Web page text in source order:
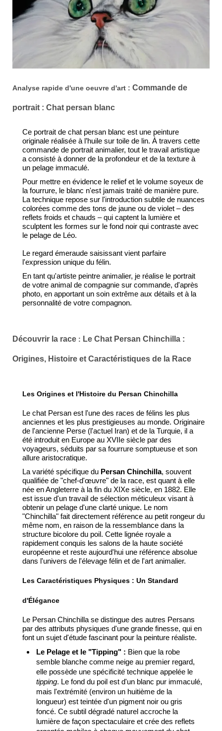
Analyse rapide d'une oeuvre d'art : Commande de
portrait : Chat persan blanc
Ce portrait de chat persan blanc est une peinture
originale réalisée à l’huile sur toile de lin. À travers cette
commande de portrait animalier, tout le travail artistique
a consisté à donner de la profondeur et de la texture à
un pelage immaculé.
Pour mettre en évidence le relief et le volume soyeux de
la fourrure, le blanc n'est jamais traité de manière pure.
La technique repose sur l'introduction subtile de nuances
colorées comme des tons de jaune ou de violet – des
reflets froids et chauds – qui captent la lumière et
sculptent les formes sur le fond noir qui contraste avec
le pelage de Léo.
Le regard émeraude saisissant vient parfaire
l'expression unique du félin.
En tant qu'artiste peintre animalier, je réalise le portrait
de votre animal de compagnie sur commande, d'après
photo, en apportant un soin extrême aux détails et à la
personnalité de votre compagnon.
Découvrir la race : Le Chat Persan Chinchilla :
Origines, Histoire et Caractéristiques de la Race
Les Origines et l'Histoire du Persan Chinchilla
Le chat Persan est l'une des races de félins les plus
anciennes et les plus prestigieuses au monde. Originaire
de l'ancienne Perse (l'actuel Iran) et de la Turquie, il a
été introduit en Europe au XVIIe siècle par des
voyageurs, séduits par sa fourrure somptueuse et son
allure aristocratique.
La variété spécifique du Persan Chinchilla, souvent
qualifiée de "chef-d'œuvre" de la race, est quant à elle
née en Angleterre à la fin du XIXe siècle, en 1882. Elle
est issue d'un travail de sélection méticuleux visant à
obtenir un pelage d'une clarté unique. Le nom
"Chinchilla" fait directement référence au petit rongeur du
même nom, en raison de la ressemblance dans la
structure bicolore du poil. Cette lignée royale a
rapidement conquis les salons de la haute société
européenne et reste aujourd'hui une référence absolue
dans l'univers de l'élevage félin et de l'art animalier.
Les Caractéristiques Physiques : Un Standard
d'Élégance
Le Persan Chinchilla se distingue des autres Persans
par des attributs physiques d'une grande finesse, qui en
font un sujet d'étude fascinant pour la peinture réaliste.
Le Pelage et le "Tipping" : Bien que la robe
semble blanche comme neige au premier regard,
elle possède une spécificité technique appelée le
tipping. Le fond du poil est d'un blanc pur immaculé,
mais l'extrémité (environ un huitième de la
longueur) est teintée d'un pigment noir ou gris
foncé. Ce subtil dégradé naturel accroche la
lumière de façon spectaculaire et crée des reflets